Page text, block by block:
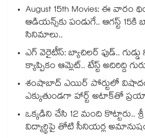
August 15th Movies: ఈ వారం
ఆడియన్స్⁬కు పండుగే.. ఆగస్ట్
సినిమాలు..
ఎగ్ వెరైటీస్: బ్యాచిలర్ ఫుడ్.. గుడ్డు
క్యాప్పికం ఆమ్లెట్.. టేస్ట్ అదిరిద్ది
శంషాబాద్ ఎయిర్ పోర్టులో
ఎక్కుతుండగా హార్ట్ అటాక్⁭తో
ఒక్కడిని చేసి 12 మంది కొట్టారు..
విద్యార్థిపై తోటి సీనియర్ల